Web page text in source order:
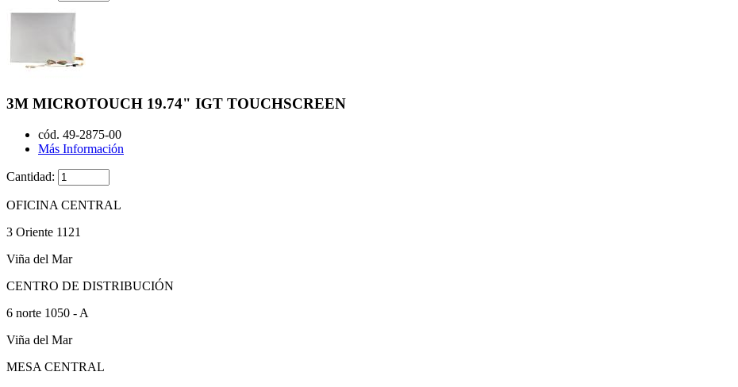
3M MICROTOUCH 19.74" IGT TOUCHSCREEN
cód. 49-2875-00
Más Información
Cantidad:
OFICINA CENTRAL
3 Oriente 1121
Viña del Mar
CENTRO DE DISTRIBUCIÓN
6 norte 1050 - A
Viña del Mar
MESA CENTRAL